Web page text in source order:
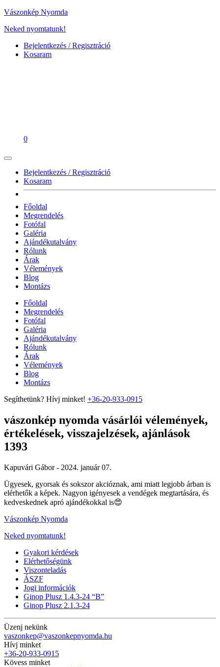
Vászonkép Nyomda
Neked nyomtatunk!
Bejelentkezés / Regisztráció
Kosaram
0
Bejelentkezés / Regisztráció
Kosaram
Főoldal
Megrendelés
Fotófal
Galéria
Ajándékutalvány
Rólunk
Árak
Vélemények
Blog
Montázs
Főoldal
Megrendelés
Fotófal
Galéria
Ajándékutalvány
Rólunk
Árak
Vélemények
Blog
Montázs
Segíthetünk? Hívj minket! +36-20-933-0915
vászonkép nyomda vásárlói vélemények,
értékelések, visszajelzések, ajánlások
1393
Kapuvári Gábor - 2024. január 07.
Ügyesek, gyorsak és sokszor akcióznak, ami miatt legjobb árban is
elérhetők a képek. Nagyon igényesek a vendégek megtartására, és
kedveskednek apró ajándékokkal is😍
Vászonkép Nyomda
Neked nyomtatunk!
Gyakori kérdések
Elérhetőségünk
Viszonteladás
ÁSZF
Jogi információk
Ginop Plusz 1.4.3-24 “B”
Ginop Plusz 2.1.3-24
Üzenj nekünk
vaszonkep@vaszonkepnyomda.hu
Hívj minket
+36-20-933-0915
Kövess minket